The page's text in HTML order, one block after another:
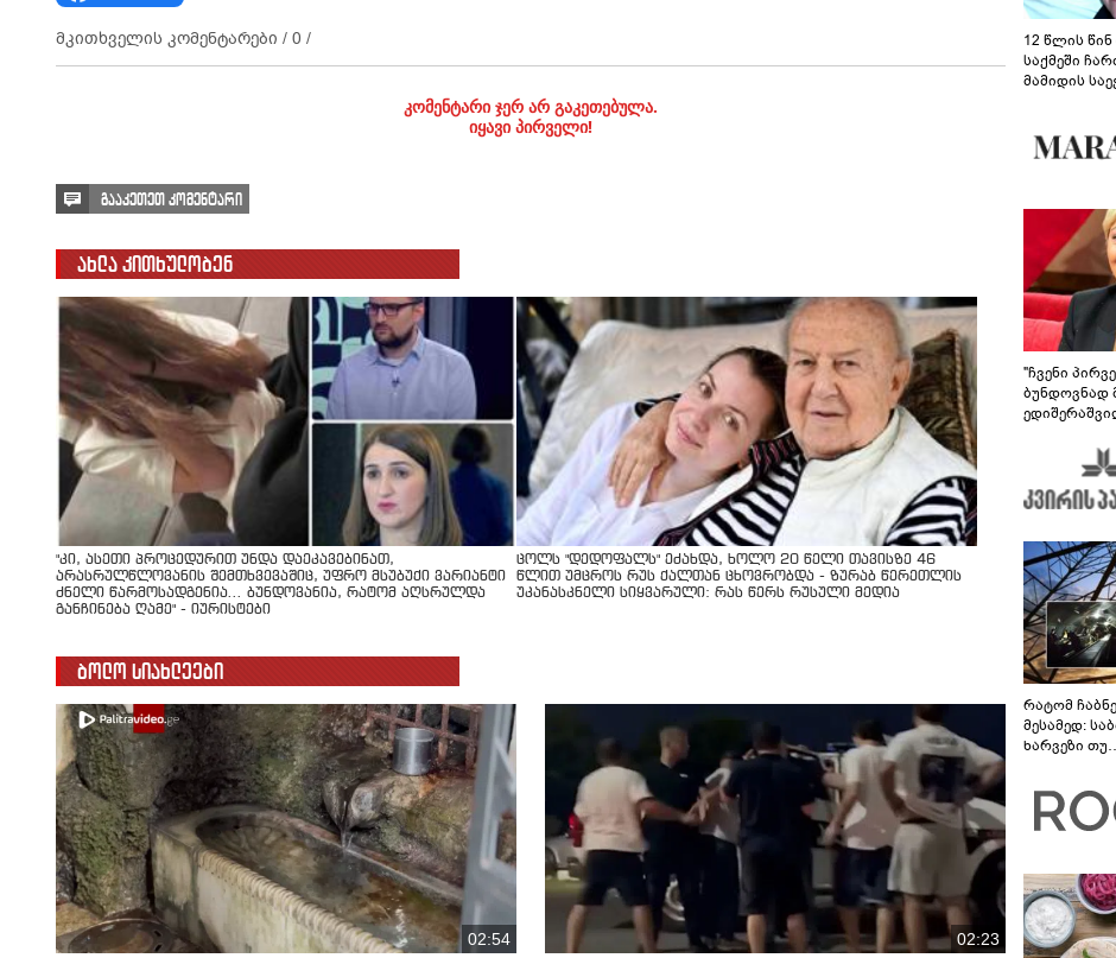
მკითხველის კომენტარები / 0 /
კომენტარი ჯერ არ გაკეთებულა.
იყავი პირველი!
გააკეთეთ კომენტარი
ახლა კითხულობენ
"კი, ასეთი პროცედურით უნდა დაეკავებინათ,
არასრულწლოვანის შემთხვევაშიც, უფრო მსუბუქი ვარიანტი
ძნელი წარმოსადგენია... ბუნდოვანია, რატომ აღსრულდა
განჩინება ღამე" - იურისტები
ცოლს "დედოფალს" ეძახდა, ხოლო 20 წელი თავისზე 46
წლით უმცროს რუს ქალთან ცხოვრობდა - ზურაბ წერეთლის
უკანასკნელი სიყვარული: რას წერს რუსული მედია
ბოლო სიახლეები
02:54 02:23
12 წლის
საქმეში
მამიდის
"ჩვენი
ბუნდოვნად
რატომ
მესამედ:
ხარვეზი თუ